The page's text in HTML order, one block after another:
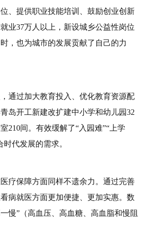
、提供职业技能培训、鼓励创业创新
业37万人以上，新设城乡公益性岗位
，也为城市的发展贡献了自己的力
通过加大教育投入、优化教育资源配
岛开工新建改扩建中小学和幼儿园32
210间。有效缓解了“入园难”“上学
代发展的需求。
疗保障方面同样不遗余力。通过完善
病就医方面更加便捷、更加实惠。数
慢”（高血压、高血糖、高血脂和慢阻